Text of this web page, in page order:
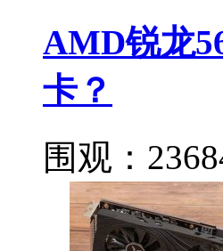
AMD锐龙
卡？
围观：